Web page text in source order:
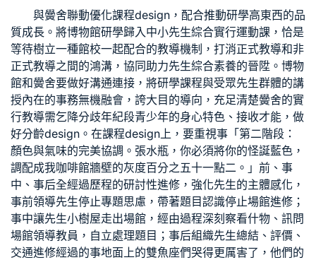
與黌舍聯動優化課程design，配合推動研學高東西的品
質成長。將博物館研學歸入中小先生綜合實行運動課，恰是
等待樹立一種館校一起配合的教導機制，打消正式教導和非
正式教導之間的鴻溝，協同助力先生綜合素養的晉陞。博物
館和黌舍要做好溝通連接，將研學課程與受眾先生群體的講
授內在的事務無機融會，誇大目的導向，充足清楚黌舍的實
行教導需乞降分歧年紀段青少年的身心特色、接收才能，做
好分齡design。在課程design上，要重視事「第二階段：
顏色與氣味的完美協調。張水瓶，你必須將你的怪誕藍色，
調配成我咖啡館牆壁的灰度百分之五十一點二。」前、事
中、事后全經過歷程的研討性進修，強化先生的主體感化，
事前領導先生停止專題思慮，帶著題目認識停止場館進修；
事中讓先生小樹屋走出場館，經由過程深刻察看什物、訊問
場館領導教員，自立處理題目；事后組織先生總結、評價、
交通進修經過的事地面上的雙魚座們哭得更厲害了，他們的